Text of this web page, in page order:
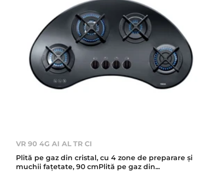
VR 90 4G AI AL TR CI
Plită pe gaz din cristal, cu 4 zone de preparare şi
muchii faţetate, 90 cmPlită pe gaz din...